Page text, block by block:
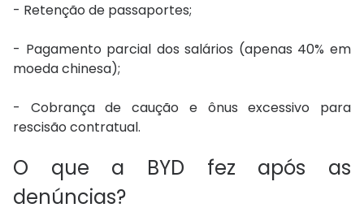
- Retenção de passaportes;
- Pagamento parcial dos salários (apenas 40% em
moeda chinesa);
- Cobrança de caução e ônus excessivo para
rescisão contratual.
O que a BYD fez após as
denúncias?